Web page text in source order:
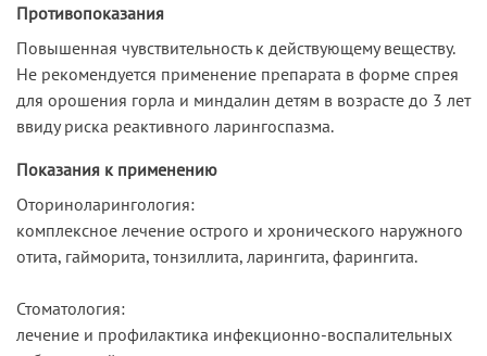
Противопоказания
Повышенная чувствительность к действующему веществу.
Не рекомендуется применение препарата в форме спрея
для орошения горла и миндалин детям в возрасте до 3 лет
ввиду риска реактивного ларингоспазма.
Показания к применению
Оториноларингология:
комплексное лечение острого и хронического наружного
отита, гайморита, тонзиллита, ларингита, фарингита.
Стоматология:
лечение и профилактика инфекционно-воспалительных